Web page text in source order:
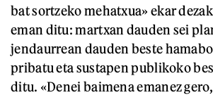
bat sortzeko mehatxua» ekar
eman ditu: martxan dauden sei
jendaurrean dauden beste
pribatu eta sustapen publikoko
ditu. «Denei baimena emanez